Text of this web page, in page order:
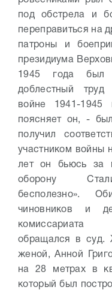
под обстрела и
переправиться на
патроны и
президиума
1945 года был
доблестный труд
войне 1941-1945
поясняет он, -
получил
участником войны
лет он бьюсь за
оборону
бесполезно».
чиновников и
комиссариата
обращался в суд.
женой, Анной
на 28 метрах в
который был